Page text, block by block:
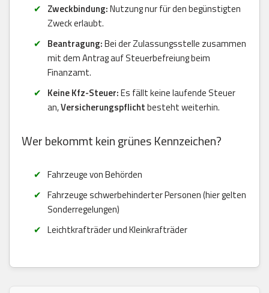
Zweckbindung:Nutzung nur für den begünstigten
Zweck erlaubt.
Beantragung:Bei der Zulassungsstelle zusammen
mit dem Antrag auf Steuerbefreiung beim
Finanzamt.
Keine Kfz-Steuer:Es fällt keine laufende Steuer
an,Versicherungspflichtbesteht weiterhin.
Wer bekommt kein grünes Kennzeichen?
Fahrzeuge von Behörden
Fahrzeuge schwerbehinderter Personen (hier gelten
Sonderregelungen)
Leichtkrafträder und Kleinkrafträder